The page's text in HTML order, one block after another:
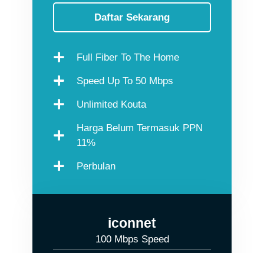
Daftar Sekarang
Full Fiber To The Home
Speed Up To 50 Mbps
Unlimited Kouta
Harga Belum Termasuk PPN
11%
Perbulan
iconnet
100 Mbps Speed